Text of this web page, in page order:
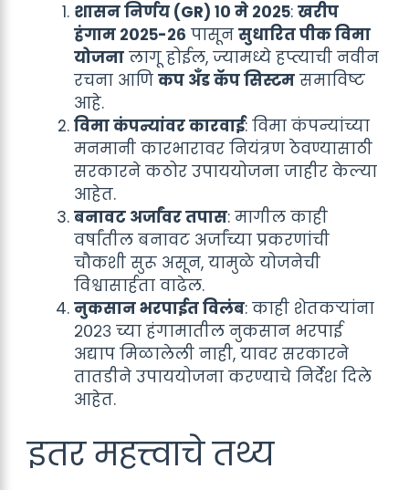
शासन निर्णय (GR) १० मे २०२५: खरीप
हंगाम २०२५-२६ पासून सुधारित पीक विमा
योजना लागू होईल, ज्यामध्ये हप्त्याची नवीन
रचना आणि कप अँड कॅप सिस्टम समाविष्ट
आहे.
विमा कंपन्यांवर कारवाई: विमा कंपन्यांच्या
मनमानी कारभारावर नियंत्रण ठेवण्यासाठी
सरकारने कठोर उपाययोजना जाहीर केल्या
आहेत.
बनावट अर्जांवर तपास: मागील काही
वर्षांतील बनावट अर्जांच्या प्रकरणांची
चौकशी सुरू असून, यामुळे योजनेची
विश्वासार्हता वाढेल.
नुकसान भरपाईत विलंब: काही शेतकऱ्यांना
२०२३ च्या हंगामातील नुकसान भरपाई
अद्याप मिळालेली नाही, यावर सरकारने
तातडीने उपाययोजना करण्याचे निर्देश दिले
आहेत.
इतर महत्त्वाचे तथ्य